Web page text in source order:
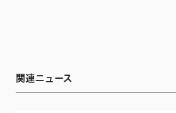
関連ニュース